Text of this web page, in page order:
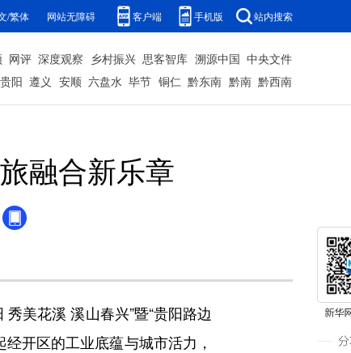
/繁体 网站无障碍 客户端 手机版 站内搜索
网评 深度观察 乡村振兴 思客智库 溯源中国 中央文件
贵阳 遵义 安顺 六盘水 毕节 铜仁 黔东南 黔南 黔西南
融合新乐章
美花溪 溪山春兴”暨“贵阳路边
开区的工业底蕴与城市活力，